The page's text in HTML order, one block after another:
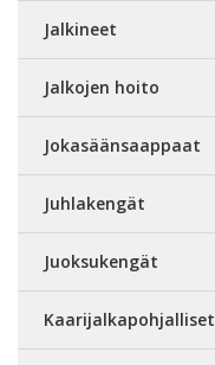
Jalkineet
Jalkojen hoito
Jokasäänsaappaat
Juhlakengät
Juoksukengät
Kaarijalkapohjalliset